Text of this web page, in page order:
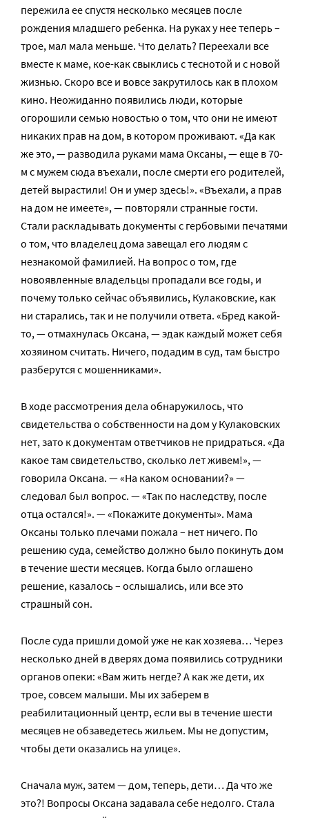
пережила ее спустя несколько месяцев после
рождения младшего ребенка. На руках у нее теперь –
трое, мал мала меньше. Что делать? Переехали все
вместе к маме, кое-как свыклись с теснотой и с новой
жизнью. Скоро все и вовсе закрутилось как в плохом
кино. Неожиданно появились люди, которые
огорошили семью новостью о том, что они не имеют
никаких прав на дом, в котором проживают. «Да как
же это, — разводила руками мама Оксаны, — еще в 70-
м с мужем сюда въехали, после смерти его родителей,
детей вырастили! Он и умер здесь!». «Въехали, а прав
на дом не имеете», — повторяли странные гости.
Стали раскладывать документы с гербовыми печатями
о том, что владелец дома завещал его людям с
незнакомой фамилией. На вопрос о том, где
новоявленные владельцы пропадали все годы, и
почему только сейчас объявились, Кулаковские, как
ни старались, так и не получили ответа. «Бред какой-
то, — отмахнулась Оксана, — эдак каждый может себя
хозяином считать. Ничего, подадим в суд, там быстро
разберутся с мошенниками».
В ходе рассмотрения дела обнаружилось, что
свидетельства о собственности на дом у Кулаковских
нет, зато к документам ответчиков не придраться. «Да
какое там свидетельство, сколько лет живем!», —
говорила Оксана. — «На каком основании?» —
следовал был вопрос. — «Так по наследству, после
отца остался!». — «Покажите документы». Мама
Оксаны только плечами пожала – нет ничего. По
решению суда, семейство должно было покинуть дом
в течение шести месяцев. Когда было оглашено
решение, казалось – ослышались, или все это
страшный сон.
После суда пришли домой уже не как хозяева… Через
несколько дней в дверях дома появились сотрудники
органов опеки: «Вам жить негде? А как же дети, их
трое, совсем малыши. Мы их заберем в
реабилитационный центр, если вы в течение шести
месяцев не обзаведетесь жильем. Мы не допустим,
чтобы дети оказались на улице».
Сначала муж, затем — дом, теперь, дети… Да что же
это?! Вопросы Оксана задавала себе недолго. Стала